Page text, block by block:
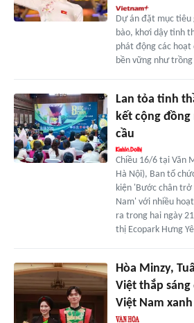
Dự án đặt mục tiêu
bào, khơi dậy tinh
phát động các
bền vững như
Lan tỏa tinh
kết cộng
cầu
Chiều 16/6 tại Văn
Hà Nội), Ban tổ
kiện 'Bước chân
Nam' với nhiều
ra trong hai ngày
thị Ecopark Hưng
Hòa Minzy,
Việt thắp
Việt Nam xanh